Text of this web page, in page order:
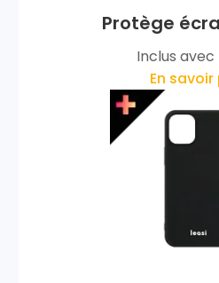
Protège
Inclus avec
En savoir